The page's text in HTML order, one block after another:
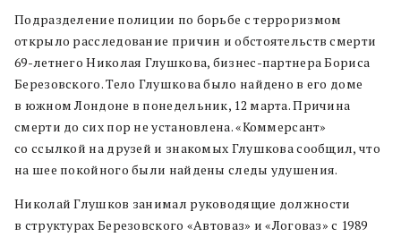
Подразделение полиции по борьбе с терроризмом
открыло расследование причин и обстоятельств смерти
69-летнего Николая Глушкова, бизнес-партнера Бориса
Березовского. Тело Глушкова было найдено в его доме
в южном Лондоне в понедельник, 12 марта. Причина
смерти до сих пор не установлена. «Коммерсант»
со ссылкой на друзей и знакомых Глушкова сообщил, что
на шее покойного были найдены следы удушения.
Николай Глушков занимал руководящие должности
в структурах Березовского «Автоваз» и «Логоваз» с 1989